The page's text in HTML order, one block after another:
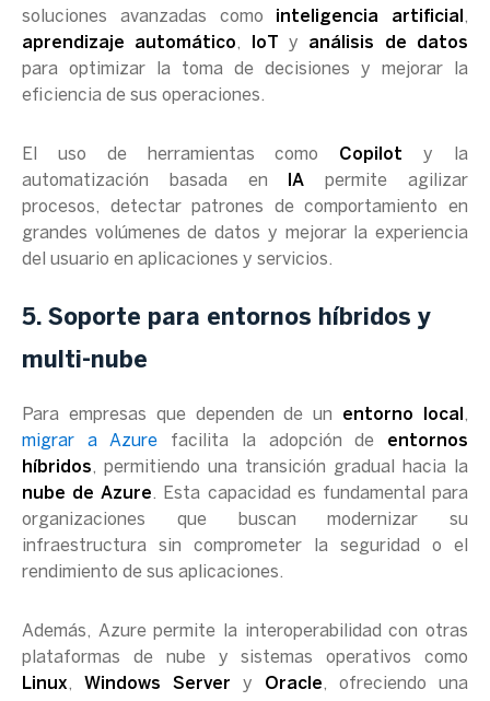
soluciones avanzadas como inteligencia artificial ,
aprendizaje automático, IoT y análisis de datos
para optimizar la toma de decisiones y mejorar la
eficiencia de sus operaciones.
El uso de herramientas como Copilot y la
automatización basada en
IA permite agilizar
procesos, detectar patrones de comportamiento en
grandes volúmenes de datos y mejorar la experiencia
del usuario en aplicaciones y servicios.
5. Soporte para entornos híbridos y
multi-nube
Para empresas que dependen de un entorno local ,
migrar a Azure facilita la adopción de entornos
híbridos, permitiendo una transición gradual hacia la
nube de Azure. Esta capacidad es fundamental para
organizaciones que buscan modernizar su
infraestructura sin comprometer la seguridad o el
rendimiento de sus aplicaciones.
Además, Azure permite la interoperabilidad con otras
plataformas de nube y sistemas operativos como
Linux, Windows Server y Oracle, ofreciendo una